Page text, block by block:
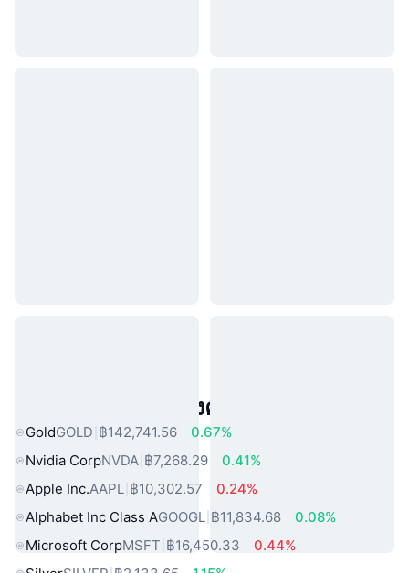
สินทรัพย์ในโลกแห่งความจริงยอดนิยม
GoldGOLD ฿142,741.56
0.67%
Nvidia CorpNVDA ฿7,268.29
0.41%
Apple Inc.AAPL ฿10,302.57
0.24%
Alphabet Inc Class AGOOGL ฿11,834.68
0.08%
Microsoft CorpMSFT ฿16,450.33
0.44%